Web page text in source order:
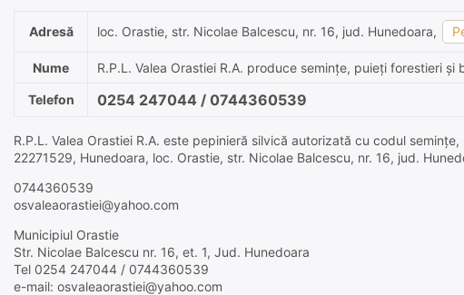
Adresă loc. Orastie, str. Nicolae Balcescu, nr. 16, jud. Hunedoara,
Nume R.P.L. Valea Orastiei R.A. produce semințe, puieți forestieri și
Telefon 0254 247044 / 0744360539
R.P.L. Valea Orastiei R.A. este pepinieră silvică autorizată cu codul
22271529, Hunedoara, loc. Orastie, str. Nicolae Balcescu, nr. 16, jud.
0744360539
osvaleaorastiei@yahoo.com
Municipiul Orastie
Str. Nicolae Balcescu nr. 16, et. 1, Jud. Hunedoara
Tel 0254 247044 / 0744360539
e-mail: osvaleaorastiei@yahoo.com